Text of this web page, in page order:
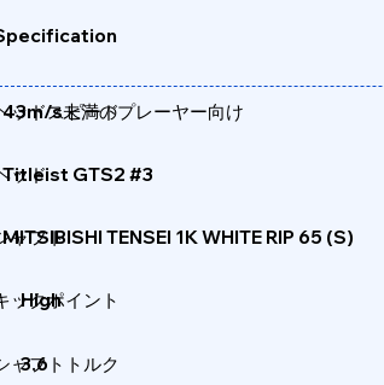
43m/s未満のプレーヤー向け
ッドスピード
Titleist GTS2 #3
ッド
MITSIBISHI TENSEI 1K WHITE RIP 65 (S)
ャフト
High
ックポイント
3.6
ャフトトルク